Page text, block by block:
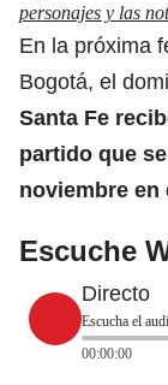
personajes y las
En la próxima
Bogotá, el
Santa Fe
partido que
noviembre en
Escuche
Directo
Escucha el
00:00:00